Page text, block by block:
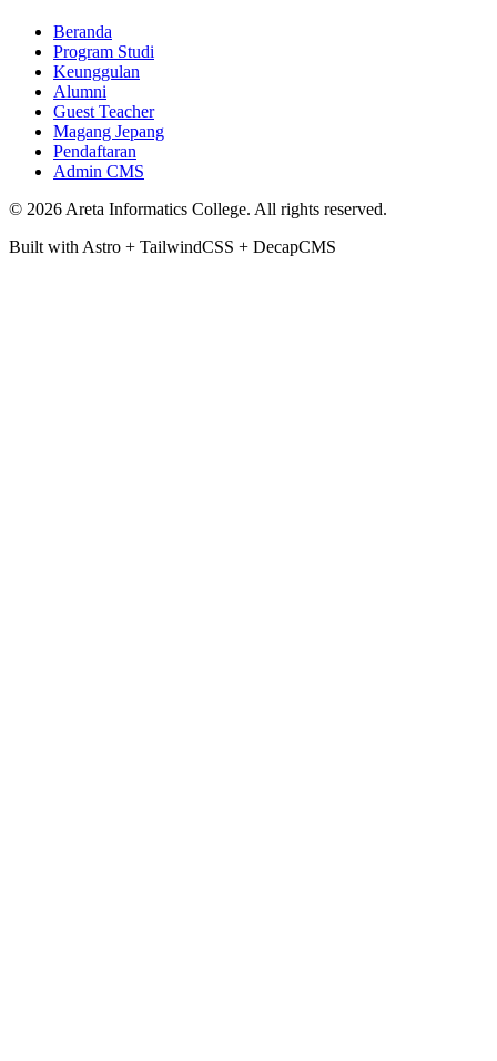
Beranda
Program Studi
Keunggulan
Alumni
Guest Teacher
Magang Jepang
Pendaftaran
Admin CMS
© 2026 Areta Informatics College. All rights reserved.
Built with Astro + TailwindCSS + DecapCMS